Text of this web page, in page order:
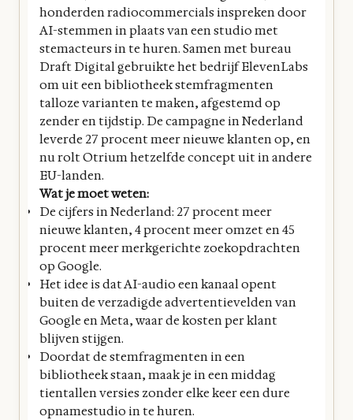
honderden radiocommercials inspreken door
AI-stemmen in plaats van een studio met
stemacteurs in te huren. Samen met bureau
Draft Digital gebruikte het bedrijf ElevenLabs
om uit een bibliotheek stemfragmenten
talloze varianten te maken, afgestemd op
zender en tijdstip. De campagne in Nederland
leverde 27 procent meer nieuwe klanten op, en
nu rolt Otrium hetzelfde concept uit in andere
EU-landen.
Wat je moet weten:
De cijfers in Nederland: 27 procent meer
nieuwe klanten, 4 procent meer omzet en 45
procent meer merkgerichte zoekopdrachten
op Google.
Het idee is dat AI-audio een kanaal opent
buiten de verzadigde advertentievelden van
Google en Meta, waar de kosten per klant
blijven stijgen.
Doordat de stemfragmenten in een
bibliotheek staan, maak je in een middag
tientallen versies zonder elke keer een dure
opnamestudio in te huren.